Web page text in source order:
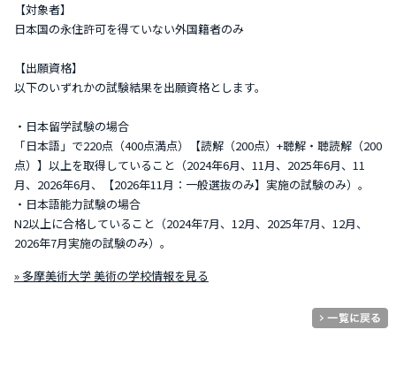
【対象者】
日本国の永住許可を得ていない外国籍者のみ
【出願資格】
以下のいずれかの試験結果を出願資格とします。
・日本留学試験の場合
「日本語」で220点（400点満点）【読解（200点）+聴解・聴読解（200
点）】以上を取得していること（2024年6月、11月、2025年6月、11
月、2026年6月、【2026年11月：一般選抜のみ】実施の試験のみ）。
・日本語能力試験の場合
N2以上に合格していること（2024年7月、12月、2025年7月、12月、
2026年7月実施の試験のみ）。
» 多摩美術大学 美術の学校情報を見る